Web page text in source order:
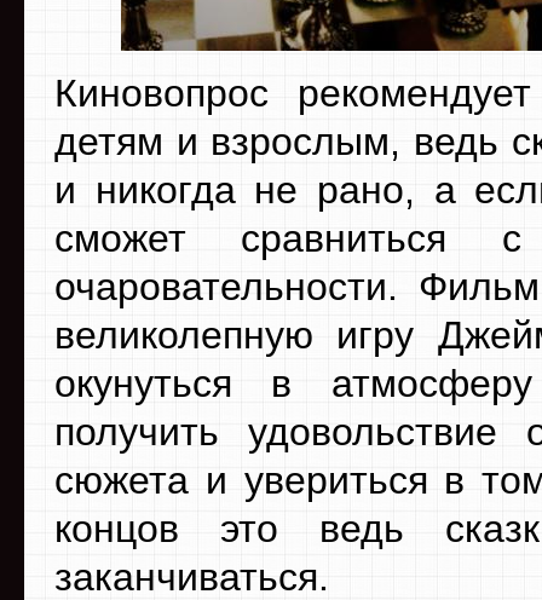
Киновопрос
детям и взрослым, ведь
и никогда не рано, а
сможет сравниться
очаровательности.
великолепную игру
окунуться в
получить удовольствие
сюжета и увериться в
концов это ведь
заканчиваться.